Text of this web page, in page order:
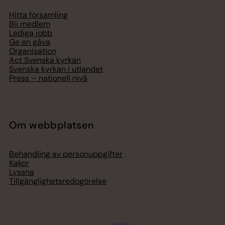
Hitta församling
Bli medlem
Lediga jobb
Ge en gåva
Organisation
Act Svenska kyrkan
Svenska kyrkan i utlandet
Press – nationell nivå
Om webbplatsen
Behandling av personuppgifter
Kakor
Lyssna
Tillgänglighetsredogörelse